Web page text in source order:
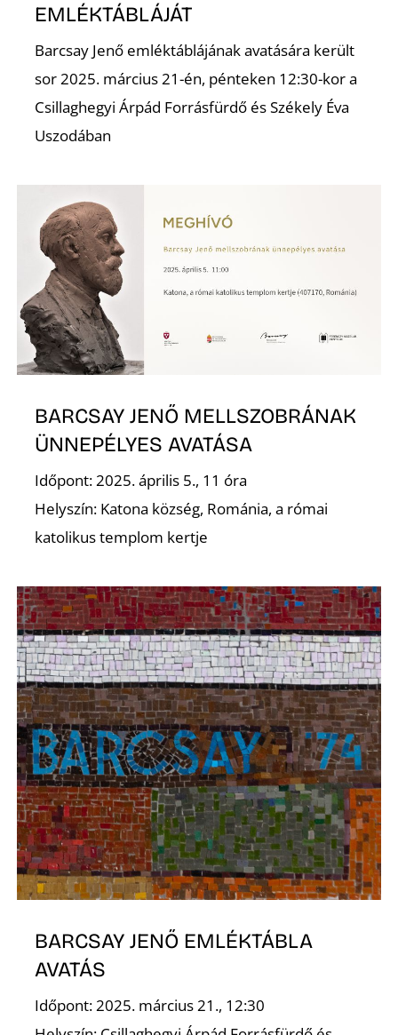
EMLÉKTÁBLÁJÁT
Barcsay Jenő emléktáblájának avatására került
sor 2025. március 21-én, pénteken 12:30-kor a
Csillaghegyi Árpád Forrásfürdő és Székely Éva
Uszodában
BARCSAY JENŐ MELLSZOBRÁNAK
ÜNNEPÉLYES AVATÁSA
Időpont: 2025. április 5., 11 óra
Helyszín: Katona község, Románia, a római
katolikus templom kertje
BARCSAY JENŐ EMLÉKTÁBLA
AVATÁS
Időpont: 2025. március 21., 12:30